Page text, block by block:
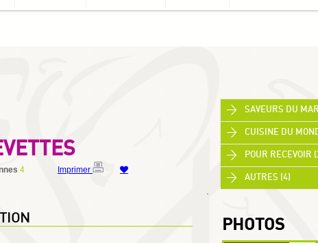
4 Imprimer
SAVEURS DU
CUISINE DU
POUR RECEVOIR
AUTRES (4)
PHOTOS